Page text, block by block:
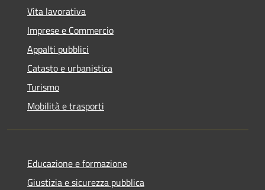
Vita lavorativa
Imprese e Commercio
Appalti pubblici
Catasto e urbanistica
Turismo
Mobilità e trasporti
Educazione e formazione
Giustizia e sicurezza pubblica